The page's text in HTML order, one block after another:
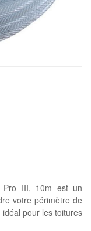
Pro III, 10m est un
votre périmètre de
pour les toitures